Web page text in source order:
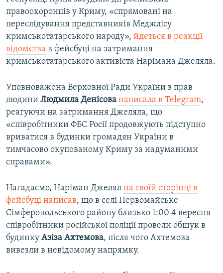
правоохоронців у Криму, «спрямовані на
переслідування представників Меджлісу
кримськотатарського народу», йдеться в реакції
відомства в фейсбуці на затримання
кримськотатарського активіста Нарімана Джеляла.
Уповноважена Верховної Ради України з прав
людини Людмила Денісова написала в Telegram,
реагуючи на затримання Джеляла, що
«співробітники ФБС Росії продовжують підступно
вриватися в будинки громадян України в
тимчасово окупованому Криму за надуманими
справами».
Нагадаємо, Наріман Джелял на своїй сторінці в
фейсбуці написав, що в селі Первомайське
Сімферопольського району близько 1:00 4 вересня
співробітники російської поліції провели обшук в
будинку Азіза Ахтемова, після чого Ахтемова
вивезли в невідомому напрямку.